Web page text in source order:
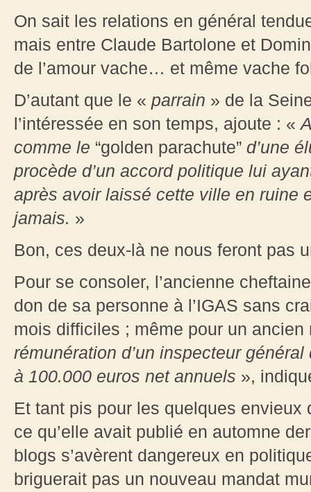
On sait les relations en général
mais entre Claude Bartolone et
de l’amour vache… et même vache
D’autant que le « parrain » de la
l’intéressée en son temps, ajoute : «
comme le “golden parachute” d’une
procède d’un accord politique lui
après avoir laissé cette ville en ruine
jamais. »
Bon, ces deux-là ne nous feront pas
Pour se consoler, l’ancienne
don de sa personne à l’IGAS sans
mois difficiles ; même pour un
rémunération d’un inspecteur
à 100.000 euros net annuels »,
Et tant pis pour les quelques
ce qu’elle avait publié en automne
blogs s’avèrent dangereux en
briguerait pas un nouveau mandat